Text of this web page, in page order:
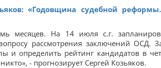
«Годовщина судебной
месяцев. На 14 июля с.г.
рассмотрения заключений ОСД.
и определить рейтинг кандидатов в
- прогнозирует Сергей Козьяков.